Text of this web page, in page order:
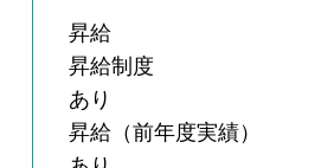
昇給
昇給制度
あり
昇給（前年度実績）